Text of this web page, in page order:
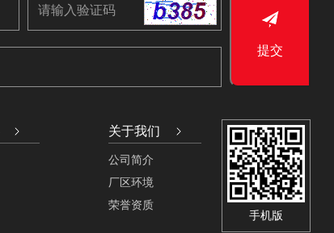
提交
关于我们
公司简介
厂区环境
荣誉资质
手机版